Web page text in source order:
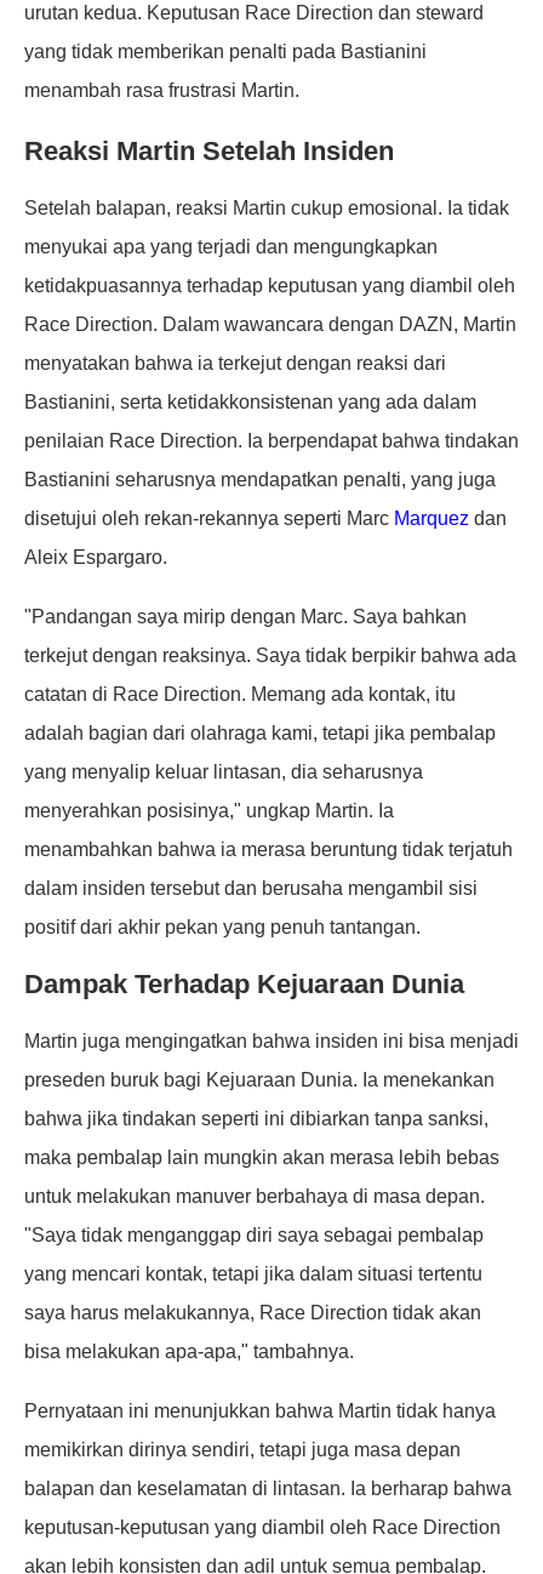
urutan kedua. Keputusan Race Direction dan steward
yang tidak memberikan penalti pada Bastianini
menambah rasa frustrasi Martin.
Reaksi Martin Setelah Insiden
Setelah balapan, reaksi Martin cukup emosional. Ia tidak
menyukai apa yang terjadi dan mengungkapkan
ketidakpuasannya terhadap keputusan yang diambil oleh
Race Direction. Dalam wawancara dengan DAZN, Martin
menyatakan bahwa ia terkejut dengan reaksi dari
Bastianini, serta ketidakkonsistenan yang ada dalam
penilaian Race Direction. Ia berpendapat bahwa tindakan
Bastianini seharusnya mendapatkan penalti, yang juga
disetujui oleh rekan-rekannya seperti Marc Marquez dan
Aleix Espargaro.
"Pandangan saya mirip dengan Marc. Saya bahkan
terkejut dengan reaksinya. Saya tidak berpikir bahwa ada
catatan di Race Direction. Memang ada kontak, itu
adalah bagian dari olahraga kami, tetapi jika pembalap
yang menyalip keluar lintasan, dia seharusnya
menyerahkan posisinya," ungkap Martin. Ia
menambahkan bahwa ia merasa beruntung tidak terjatuh
dalam insiden tersebut dan berusaha mengambil sisi
positif dari akhir pekan yang penuh tantangan.
Dampak Terhadap Kejuaraan Dunia
Martin juga mengingatkan bahwa insiden ini bisa menjadi
preseden buruk bagi Kejuaraan Dunia. Ia menekankan
bahwa jika tindakan seperti ini dibiarkan tanpa sanksi,
maka pembalap lain mungkin akan merasa lebih bebas
untuk melakukan manuver berbahaya di masa depan.
"Saya tidak menganggap diri saya sebagai pembalap
yang mencari kontak, tetapi jika dalam situasi tertentu
saya harus melakukannya, Race Direction tidak akan
bisa melakukan apa-apa," tambahnya.
Pernyataan ini menunjukkan bahwa Martin tidak hanya
memikirkan dirinya sendiri, tetapi juga masa depan
balapan dan keselamatan di lintasan. Ia berharap bahwa
keputusan-keputusan yang diambil oleh Race Direction
akan lebih konsisten dan adil untuk semua pembalap.